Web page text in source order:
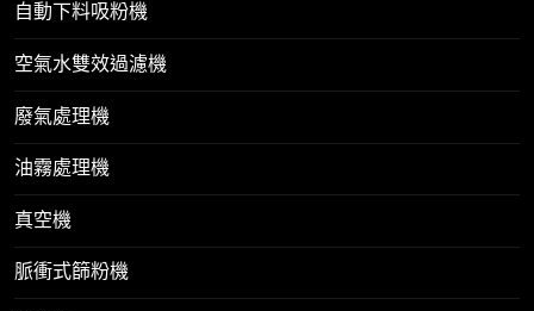
自動下料吸粉機
空氣水雙效過濾機
廢氣處理機
油霧處理機
真空機
脈衝式篩粉機